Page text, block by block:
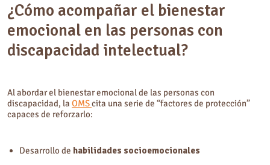
¿Cómo acompañar el bienestar
emocional en las personas con
discapacidad intelectual?
Al abordar el bienestar emocional de las personas con
discapacidad, la OMScita una serie de “factores de protección”
capaces de reforzarlo:
Desarrollo de habilidades socioemocionales